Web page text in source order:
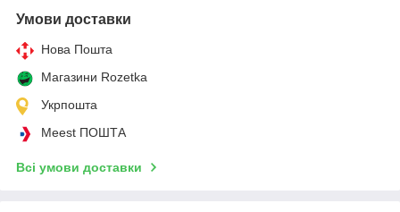
Умови доставки
Нова Пошта
Магазини Rozetka
Укрпошта
Meest ПОШТА
Всі умови доставки